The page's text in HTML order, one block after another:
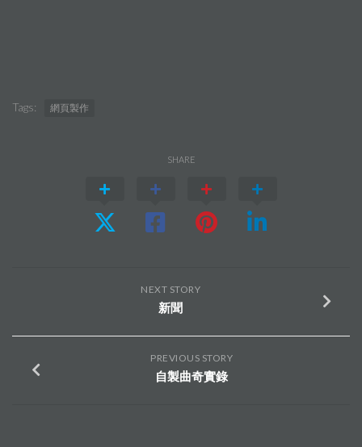
Tags: 網頁製作
SHARE
NEXT STORY
新聞
PREVIOUS STORY
自製曲奇實錄